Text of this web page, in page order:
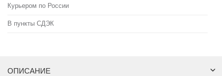
Курьером по России
В пункты СДЭК
ОПИСАНИЕ